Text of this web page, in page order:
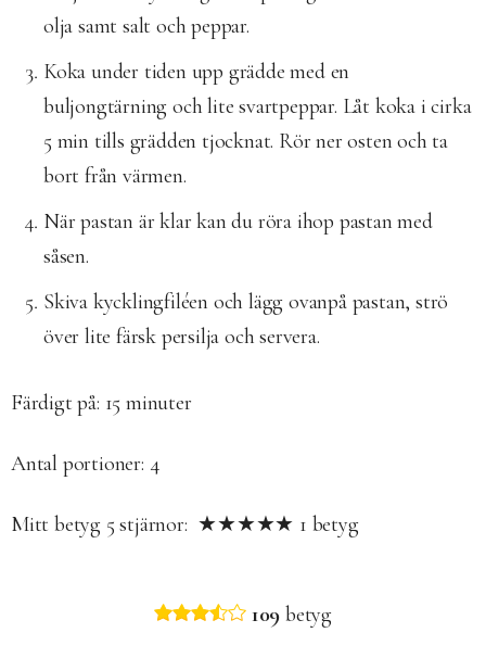
olja samt salt och peppar.
Koka under tiden upp grädde med en
buljongtärning och lite svartpeppar. Låt koka i cirka
5 min tills grädden tjocknat. Rör ner osten och ta
bort från värmen.
När pastan är klar kan du röra ihop pastan med
såsen.
Skiva kycklingfiléen och lägg ovanpå pastan, strö
över lite färsk persilja och servera.
Färdigt på: 15 minuter
Antal portioner: 4
Mitt betyg 5stjärnor: ★★★★★ 1 betyg
109 betyg